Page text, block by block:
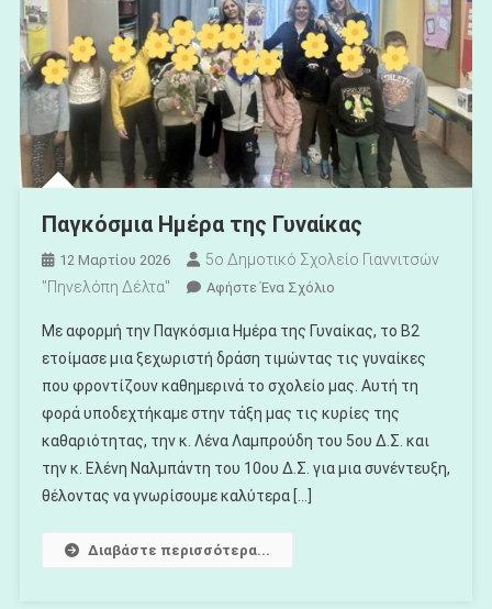
Παγκόσμια Ημέρα της Γυναίκας
12 Μαρτίου 2026
5ο Δημοτικό Σχολείο Γιαννιτσών
"Πηνελόπη Δέλτα"
Αφήστε Ένα ΣχόλιοΓια
Παγκόσμια
Ημέρα
Της
Γυναίκας
Με αφορμή την Παγκόσμια Ημέρα της Γυναίκας, το Β2
ετοίμασε μια ξεχωριστή δράση τιμώντας τις γυναίκες
που φροντίζουν καθημερινά το σχολείο μας. Αυτή τη
φορά υποδεχτήκαμε στην τάξη μας τις κυρίες της
καθαριότητας, την κ. Λένα Λαμπρούδη του 5ου Δ.Σ. και
την κ. Ελένη Ναλμπάντη του 10ου Δ.Σ. για μια συνέντευξη,
θέλοντας να γνωρίσουμε καλύτερα […]
Διαβάστε περισσότερα...